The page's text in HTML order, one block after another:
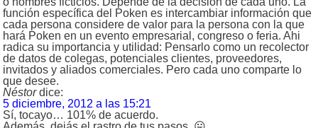
función específica del Poken es intercambiar información que
cada persona considere de valor para la persona con la que
hará Poken en un evento empresarial, congreso o feria. Ahi
radica su importancia y utilidad: Pensarlo como un recolector
de datos de colegas, potenciales clientes, proveedores,
invitados y aliados comerciales. Pero cada uno comparte lo
que desee.
Néstor dice:
5 diciembre, 2012 a las 15:21
Sí, tocayo… 101% de acuerdo.